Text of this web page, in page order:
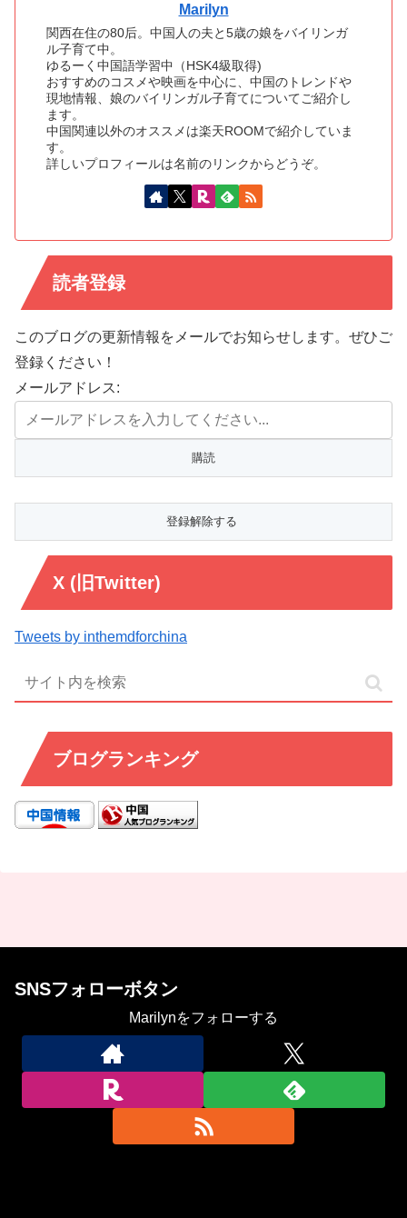
Marilyn
関西在住の80后。中国人の夫と5歳の娘をバイリンガ
ル子育て中。
ゆるーく中国語学習中（HSK4級取得)
おすすめのコスメや映画を中心に、中国のトレンドや
現地情報、娘のバイリンガル子育てについてご紹介し
ます。
中国関連以外のオススメは楽天ROOMで紹介していま
す。
詳しいプロフィールは名前のリンクからどうぞ。
読者登録
このブログの更新情報をメールでお知らせします。ぜひご
登録ください！
メールアドレス:
X (旧Twitter)
Tweets by inthemdforchina
ブログランキング
SNSフォローボタン
Marilynをフォローする